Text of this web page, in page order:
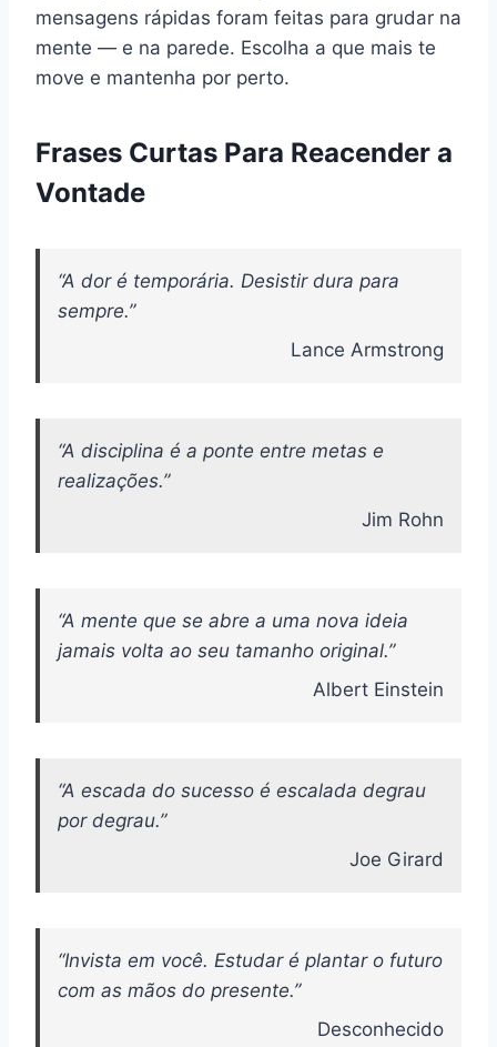
mensagens rápidas foram feitas para grudar na
mente — e na parede. Escolha a que mais te
move e mantenha por perto.
Frases Curtas Para Reacender a
Vontade
“A dor é temporária. Desistir dura para
sempre.”
Lance Armstrong
“A disciplina é a ponte entre metas e
realizações.”
Jim Rohn
“A mente que se abre a uma nova ideia
jamais volta ao seu tamanho original.”
Albert Einstein
“A escada do sucesso é escalada degrau
por degrau.”
Joe Girard
“Invista em você. Estudar é plantar o futuro
com as mãos do presente.”
Desconhecido